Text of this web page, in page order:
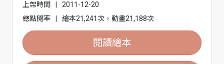
上架時間
2011-12-20
總點閱率
繪本21,241次，動畫21,188次
閱讀繪本